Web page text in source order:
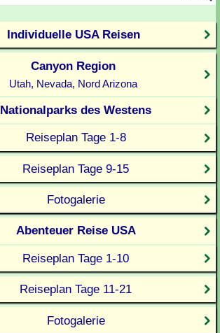
Individuelle USA Reisen
Canyon Region
Utah, Nevada, Nord Arizona
Nationalparks des Westens
Reiseplan Tage 1-8
Reiseplan Tage 9-15
Fotogalerie
Abenteuer Reise USA
Reiseplan Tage 1-10
Reiseplan Tage 11-21
Fotogalerie